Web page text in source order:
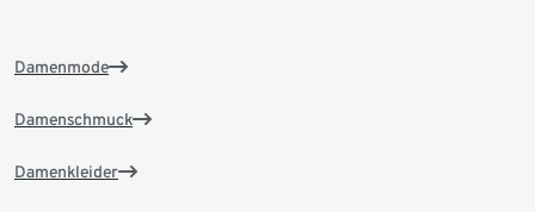
Damenmode
Damenschmuck
Damenkleider